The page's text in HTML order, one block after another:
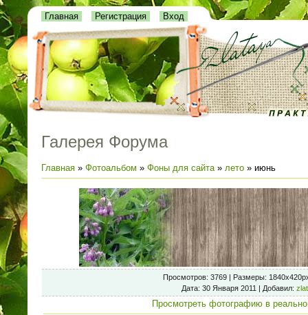
Главная Регистрация Вход
Галерея Форума
Главная » Фотоальбом » Фоны для сайта» лето » июнь
Просмотров: 3769 | Размеры:
Дата: 30 Января 2011 | Добавил:
Просмотреть фотографию в